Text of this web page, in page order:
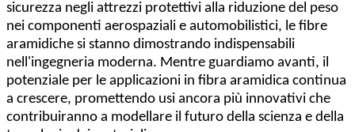
sicurezza negli attrezzi protettivi alla riduzione del peso
nei componenti aerospaziali e automobilistici, le fibre
aramidiche si stanno dimostrando indispensabili
nell'ingegneria moderna. Mentre guardiamo avanti, il
potenziale per le applicazioni in fibra aramidica continua
a crescere, promettendo usi ancora più innovativi che
contribuiranno a modellare il futuro della scienza e della